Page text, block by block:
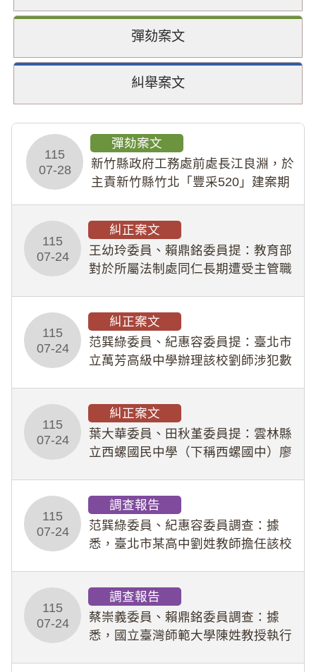
彈劾案文
糾舉案文
115
07-28
彈劾案文
新竹縣政府工務處前處長江良淵，於
主責新竹縣竹北「豐采520」建案期
幣1,483萬餘元，並長期收受建商餽
贈；復罔顧公共安全，圖利默許建商
於停工期間
115
07-24
糾正案文
王幼玲委員、賴鼎銘委員提：教育部
對於所屬法制處同仁長期遭受主管職
人員保障法」及「職業安全衛生法」
所定維護公務人員
115
07-24
糾正案文
范巽綠委員、紀惠容委員提：臺北市
立萬芳高級中學辦理該校劉師涉犯數
業把關與糾錯功能，不僅首份調查報
告漏未審酌師生不
115
07-24
糾正案文
葉大華委員、田秋堇委員提：雲林縣
立西螺國民中學（下稱西螺國中）廖
教羽球隊學生等行為，歷經該校校園
事件處理會議（下
115
07-24
調查報告
范巽綠委員、紀惠容委員調查：據
悉，臺北市某高中劉姓教師擔任該校
行拍攝特定樣態性影像並以手機傳送
劉師。該生因畏懼成
115
07-24
調查報告
蔡崇義委員、賴鼎銘委員調查：據
悉，國立臺灣師範大學陳姓教授執行